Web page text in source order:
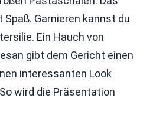
Garnieren kannst du
Ein Hauch von
gibt dem Gericht einen
interessanten Look
wird die Präsentation